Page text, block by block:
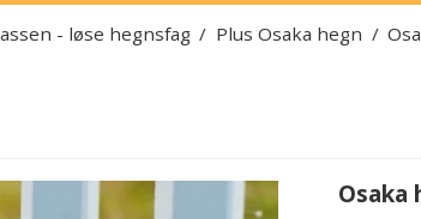
- løse hegnsfag / Plus Osaka hegn /
Osaka